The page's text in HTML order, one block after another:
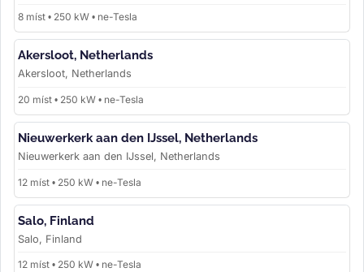
8 míst • 250 kW • ne-Tesla
Akersloot, Netherlands
Akersloot, Netherlands
20 míst • 250 kW • ne-Tesla
Nieuwerkerk aan den IJssel, Netherlands
Nieuwerkerk aan den IJssel, Netherlands
12 míst • 250 kW • ne-Tesla
Salo, Finland
Salo, Finland
12 míst • 250 kW • ne-Tesla